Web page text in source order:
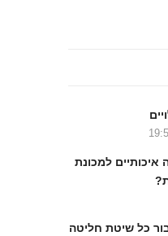
איכותיים למכונת
כל שיטת חליטה